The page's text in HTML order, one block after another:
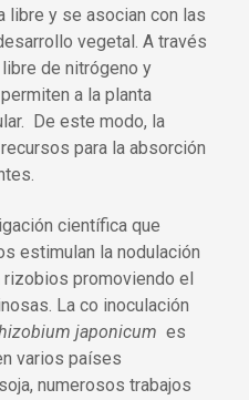
libre y se asocian con las
vegetal. A través
de nitrógeno y
a la planta
De este modo, la
para la absorción
científica que
estimulan la nodulación
rizobios promoviendo el
La co inoculación
japonicum es
varios países
numerosos trabajos